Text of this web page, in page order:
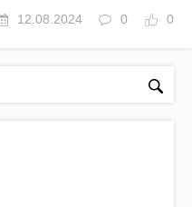
12.08.2024 0 0